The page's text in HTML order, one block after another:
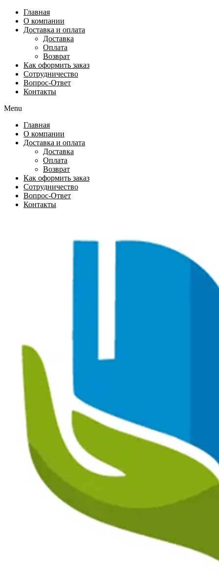
Перейти
содержимому
Главная
О компании
Доставка и оплата
Доставка
Оплата
Возврат
Как оформить заказ
Сотрудничество
Вопрос-Ответ
Контакты
Menu
Главная
О компании
Доставка и оплата
Доставка
Оплата
Возврат
Как оформить заказ
Сотрудничество
Вопрос-Ответ
Контакты